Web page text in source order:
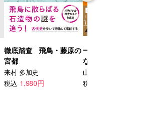
徹底踏査 飛鳥・藤原の
宮都
来村 多加史
税込 1,980円
一度読んだら絶対に
ない日本史の教科書
山﨑 圭一
税込